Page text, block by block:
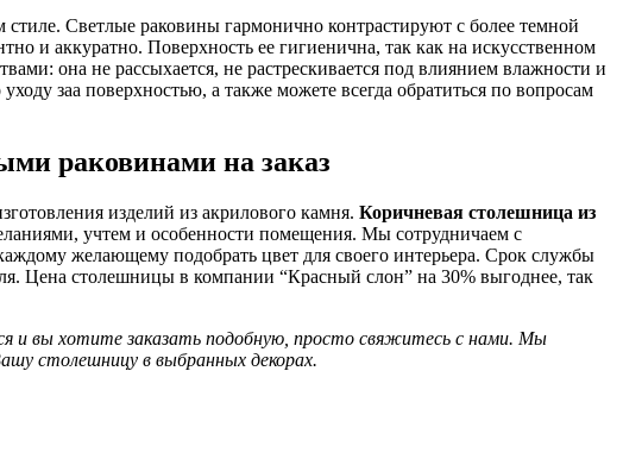
Светлые раковины гармонично контрастируют с более темной
и аккуратно. Поверхность ее гигиенична, так как на искусственном
она не рассыхается, не растрескивается под влиянием влажности и
заа поверхностью, а также можете всегда обратиться по вопросам
раковинами на заказ
изделий из акрилового камня. Коричневая столешница из
учтем и особенности помещения. Мы сотрудничаем с
желающему подобрать цвет для своего интерьера. Срок службы
Цена столешницы в компании “Красный слон” на 30% выгоднее, так
и вы хотите заказать подобную, просто свяжитесь с нами. Мы
столешницу в выбранных декорах.